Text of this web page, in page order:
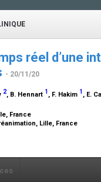
réel d’une
- 20/11/20
2, B. Hennart 1 , F. Hakim 1 , E.
France
Lille, France